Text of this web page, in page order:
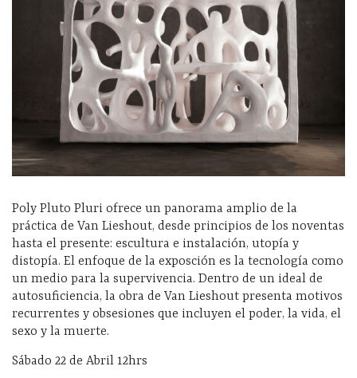
Poly Pluto Pluri ofrece un panorama amplio de la
práctica de Van Lieshout, desde principios de los noventas
hasta el presente: escultura e instalación, utopía y
distopía. El enfoque de la exposción es la tecnología como
un medio para la supervivencia. Dentro de un ideal de
autosuficiencia, la obra de Van Lieshout presenta motivos
recurrentes y obsesiones que incluyen el poder, la vida, el
sexo y la muerte.
Sábado 22 de Abril 12hrs